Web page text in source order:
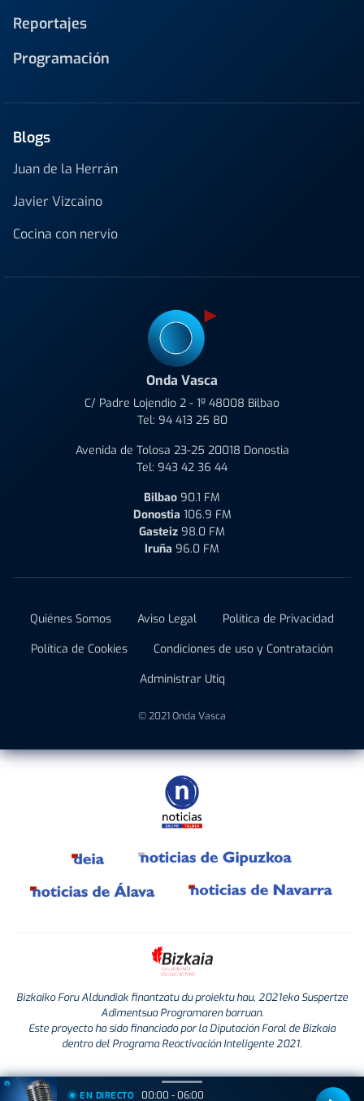
Reportajes
Programación
Blogs
Juan de la Herrán
Javier Vizcaino
Cocina con nervio
Onda Vasca
C/ Padre Lojendio 2 - 1º 48008 Bilbao
Tel: 94 413 25 80
Avenida de Tolosa 23-25 20018 Donostia
Tel: 943 42 36 44
Bilbao 90.1 FM
Donostia 106.9 FM
Gasteiz 98.0 FM
Iruña 96.0 FM
Quiénes Somos Aviso Legal
Política de Privacidad
Política de Cookies
Condiciones de uso y Contratación
Administrar Utiq
© 2021 Onda Vasca
Bizkaiko Foru Aldundiak finantzatu du proiektu hau, 2021eko Suspertze
Adimentsua Programaren barruan.
Este proyecto ha sido financiado por la Diputación Foral de Bizkaia
dentro del Programa Reactivación Inteligente 2021.
EN DIRECTO 00:00 - 06:00